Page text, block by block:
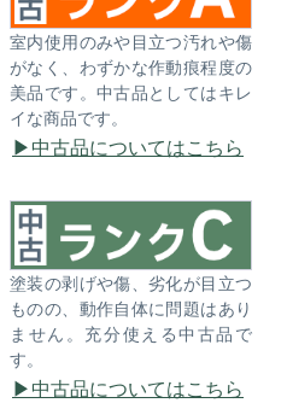
室内使用のみや目立つ汚れや傷
がなく、わずかな作動痕程度の
美品です。中古品としてはキレ
イな商品です。
中古品についてはこちら
塗装の剥げや傷、劣化が目立つ
ものの、動作自体に問題はあり
ません。充分使える中古品で
す。
中古品についてはこちら